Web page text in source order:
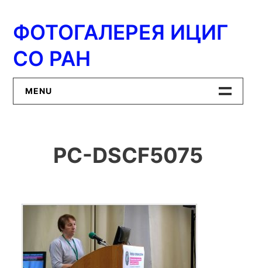
содержимому
ФОТОГАЛЕРЕЯ ИЦИГ
СО РАН
MENU
ИЦиГ СО РАН
PC-DSCF5075